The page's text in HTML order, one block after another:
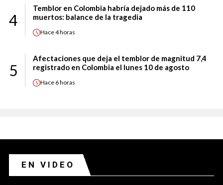
4
Temblor en Colombia habría dejado más de 110
muertos: balance de la tragedia
Hace4 horas
5
Afectaciones que deja el temblor de magnitud 7,4
registrado en Colombia el lunes 10 de agosto
Hace 6 horas
EN VIDEO